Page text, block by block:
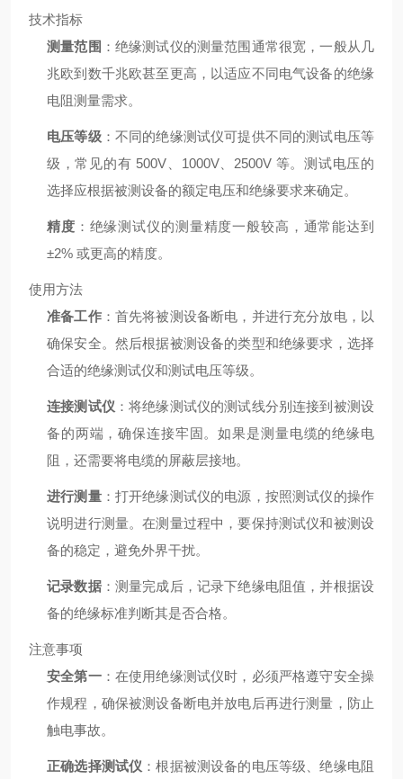
技术指标
测量范围 ：绝缘测试仪的测量范围通常很宽，一般从几
兆欧到数千兆欧甚至更高，以适应不同电气设备的绝缘
电阻测量需求。
电压等级：不同的绝缘测试仪可提供不同的测试电压等
级，常见的有 500V、1000V、2500V 等。测试电压的
选择应根据被测设备的额定电压和绝缘要求来确定。
精度 ：绝缘测试仪的测量精度一般较高，通常能达到
±2% 或更高的精度。
使用方法
准备工作：首先将被测设备断电，并进行充分放电，以
确保安全。然后根据被测设备的类型和绝缘要求，选择
合适的绝缘测试仪和测试电压等级。
连接测试仪 ：将绝缘测试仪的测试线分别连接到被测设
备的两端，确保连接牢固。如果是测量电缆的绝缘电
阻，还需要将电缆的屏蔽层接地。
进行测量：打开绝缘测试仪的电源，按照测试仪的操作
说明进行测量。在测量过程中，要保持测试仪和被测设
备的稳定，避免外界干扰。
记录数据：测量完成后，记录下绝缘电阻值，并根据设
备的绝缘标准判断其是否合格。
注意事项
安全第一：在使用绝缘测试仪时，必须严格遵守安全操
作规程，确保被测设备断电并放电后再进行测量，防止
触电事故。
正确选择测试仪 ：根据被测设备的电压等级、绝缘电阻